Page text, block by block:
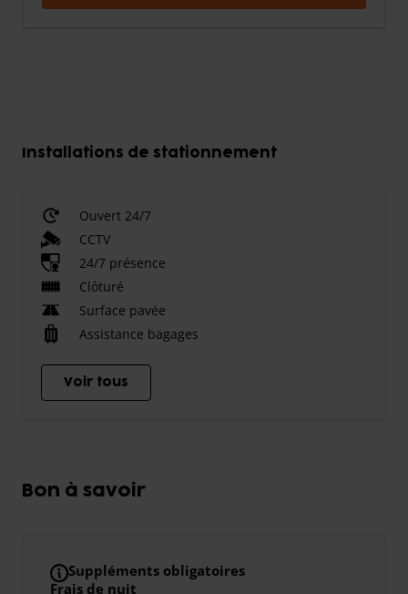
Installations de stationnement
Ouvert 24/7
CCTV
24/7 présence
Clôturé
Surface pavée
Assistance bagages
Voir tous
Bon à savoir
Suppléments obligatoires
Frais de nuit